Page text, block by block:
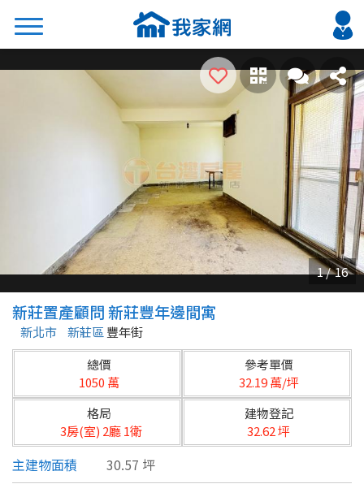
搜尋
熱門關鍵字
2026 台北降價好屋限量釋出
2026 新北降價好屋限量釋出
2026 台中降價好屋限量釋出
2026 台南降價好屋限量釋出
2026 高雄降價好屋限量釋出
縣市
不限
台北市
基隆市
新北市
宜蘭縣
區域
新莊置產顧問 新莊豐年邊間寓
新北市 新莊區 豐年街
總價
1050 萬
參考單價
32.19 萬/坪
格局
3房(室) 2廳 1衛
建物登記
32.62 坪
主建物面積
30.57 坪